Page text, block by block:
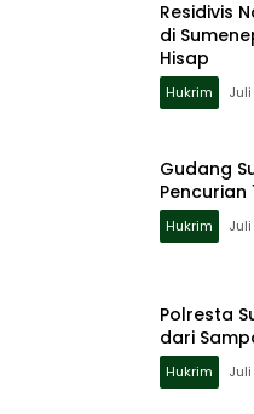
Residivis
di
Hisap
Hukrim
Gudang
Pencurian
Hukrim
Polresta
dari
Hukrim